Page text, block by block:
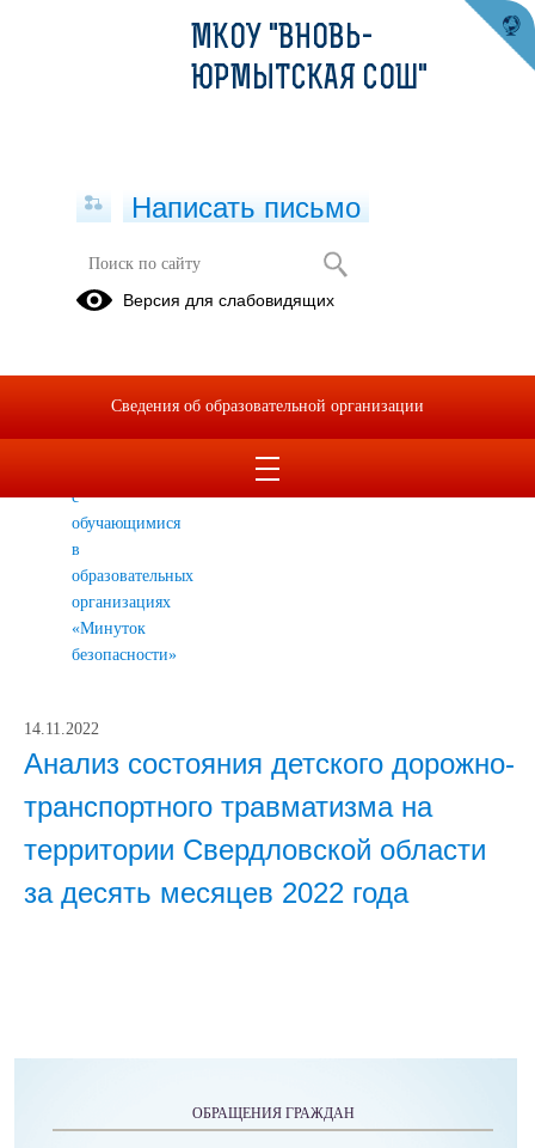
Дорожная безопасность
организации
и
с
обучающимися
в
образовательных
организациях
«Минуток
безопасности»
14.11.2022
Анализ состояния детского дорожно-
транспортного травматизма на
территории Свердловской области
за десять месяцев 2022 года
ОБРАЩЕНИЯ ГРАЖДАН
МКОУ "ВНОВЬ-
ЮРМЫТСКАЯ СОШ"
Написать письмо
Версия для слабовидящих
Сведения об образовательной организации